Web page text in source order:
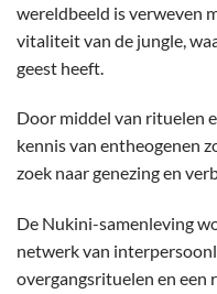
wereldbeeld is verweven
vitaliteit van de jungle,
geest heeft.
Door middel van rituelen
kennis van entheogenen
zoek naar genezing en
De Nukini-samenleving
netwerk van
overgangsrituelen en een